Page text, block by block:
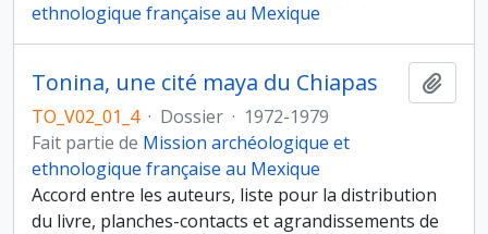
ethnologique française au Mexique
Tonina, une cité maya du Chiapas
TO_V02_01_4 · Dossier · 1972-1979
Fait partie de Mission archéologique et
ethnologique française au Mexique
Accord entre les auteurs, liste pour la distribution
du livre, planches-contacts et agrandissements de